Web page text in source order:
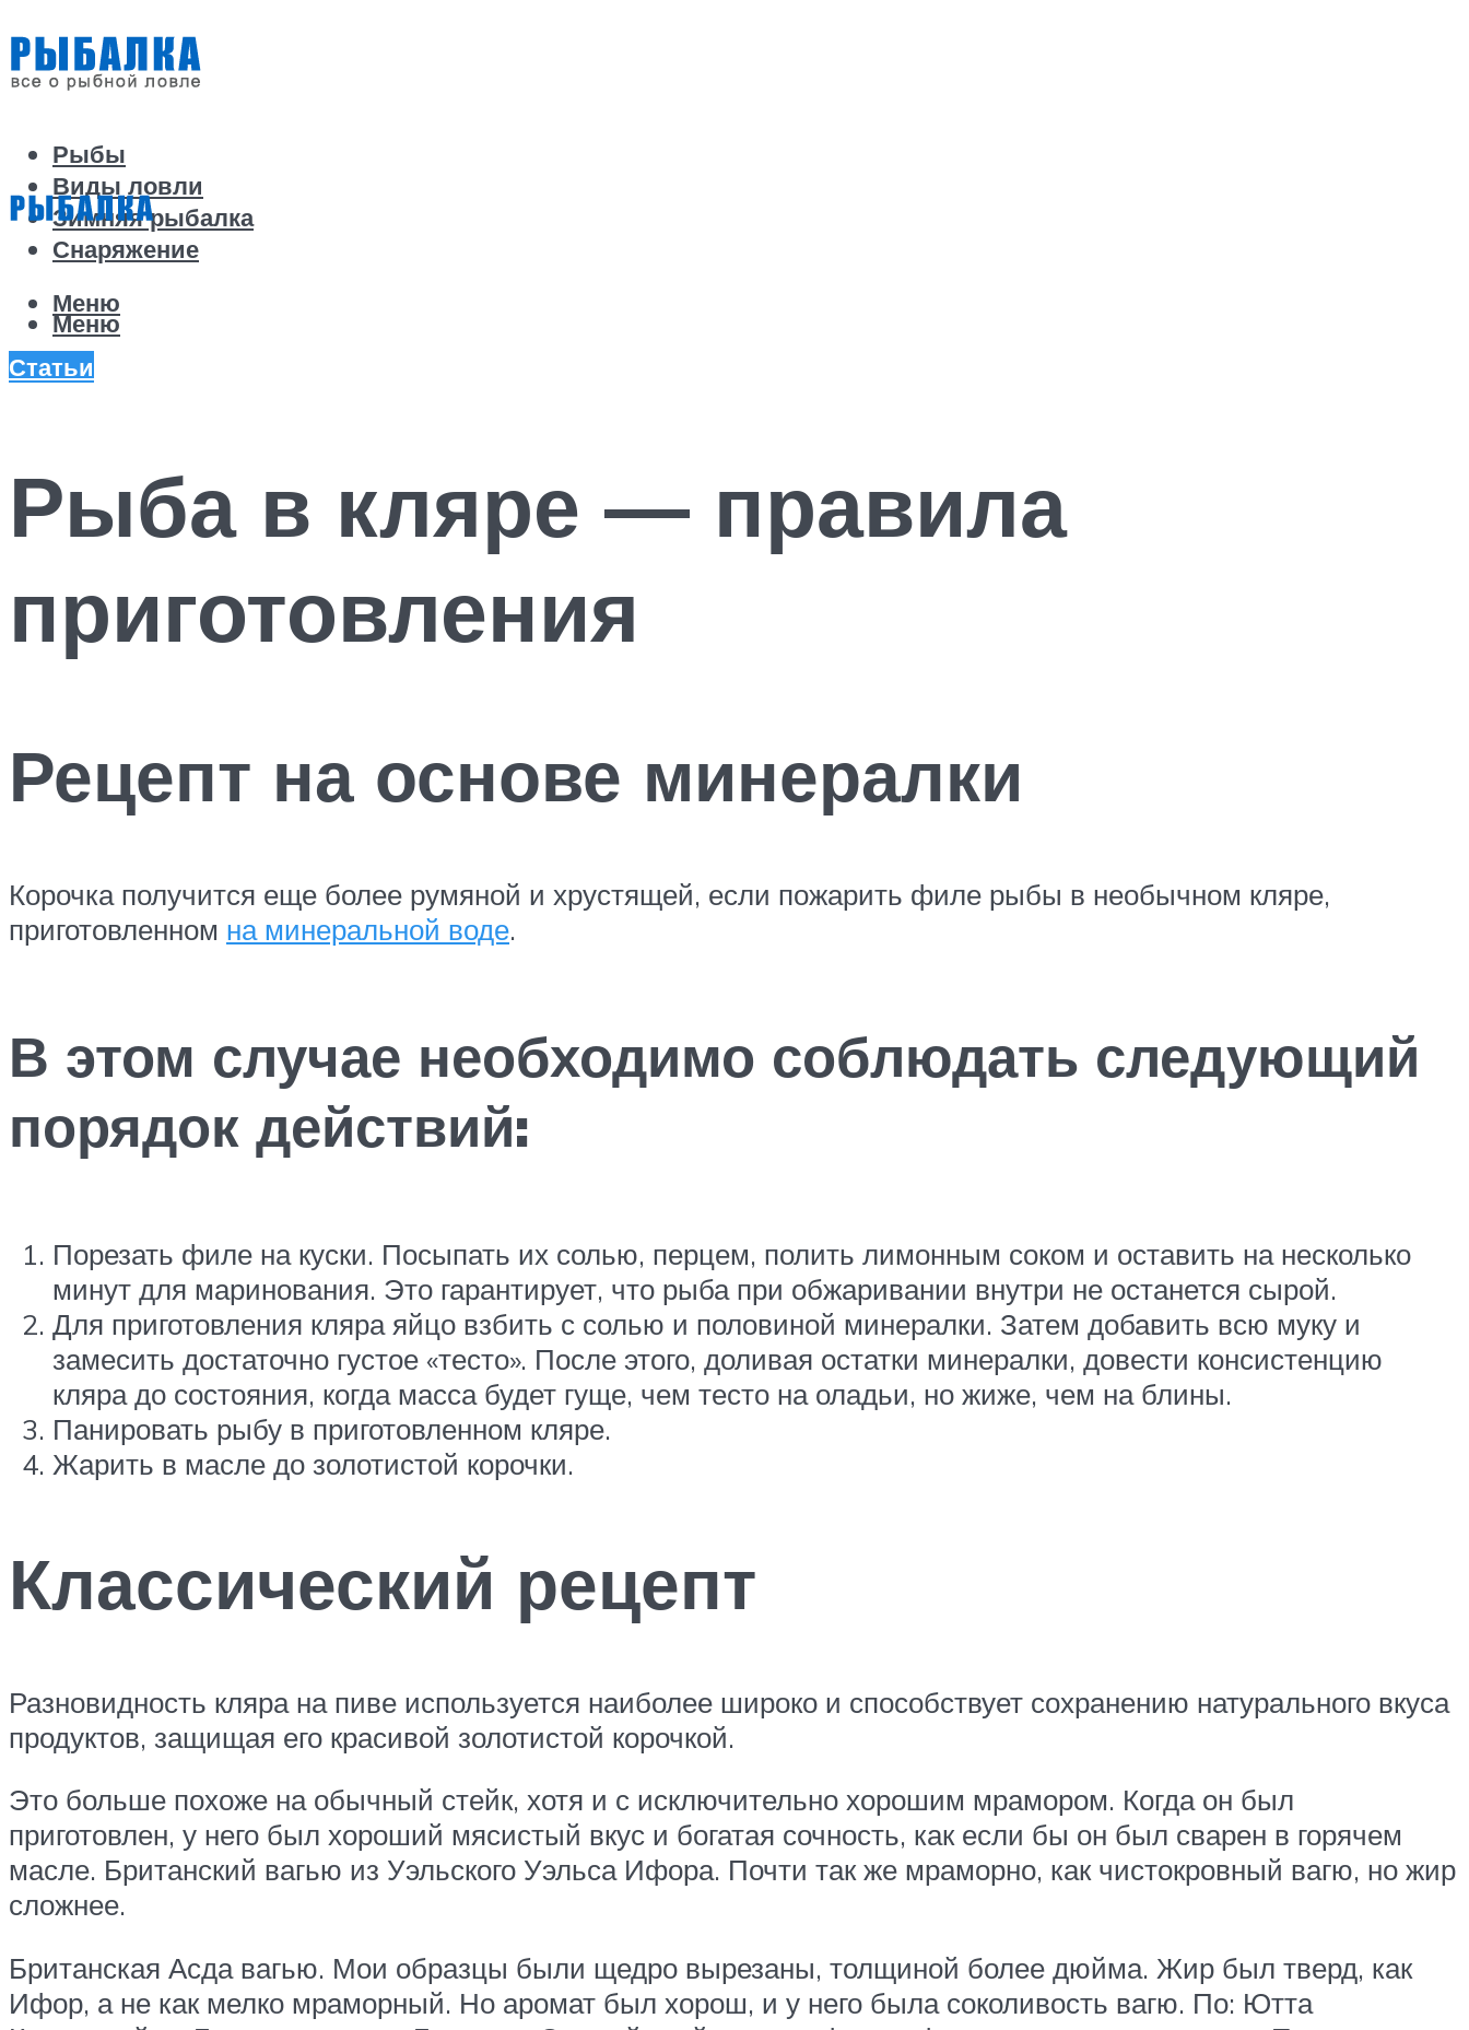
Рыбы
Виды ловли
Зимняя рыбалка
Снаряжение
Меню
Меню
Статьи
Рыба в кляре — правила
приготовления
Рецепт на основе минералки
Корочка получится еще более румяной и хрустящей, если пожарить филе рыбы в необычном кляре,
приготовленном на минеральной воде.
В этом случае необходимо соблюдать следующий
порядок действий:
Порезать филе на куски. Посыпать их солью, перцем, полить лимонным соком и оставить на несколько
минут для маринования. Это гарантирует, что рыба при обжаривании внутри не останется сырой.
Для приготовления кляра яйцо взбить с солью и половиной минералки. Затем добавить всю муку и
замесить достаточно густое «тесто». После этого, доливая остатки минералки, довести консистенцию
кляра до состояния, когда масса будет гуще, чем тесто на оладьи, но жиже, чем на блины.
Панировать рыбу в приготовленном кляре.
Жарить в масле до золотистой корочки.
Классический рецепт
Разновидность кляра на пиве используется наиболее широко и способствует сохранению натурального вкуса
продуктов, защищая его красивой золотистой корочкой.
Это больше похоже на обычный стейк, хотя и с исключительно хорошим мрамором. Когда он был
приготовлен, у него был хороший мясистый вкус и богатая сочность, как если бы он был сварен в горячем
масле. Британский вагью из Уэльского Уэльса Ифора. Почти так же мраморно, как чистокровный вагю, но жир
сложнее.
Британская Асда вагью. Мои образцы были щедро вырезаны, толщиной более дюйма. Жир был тверд, как
Ифор, а не как мелко мраморный. Но аромат был хорош, и у него была соколивость вагю. По: Ютта